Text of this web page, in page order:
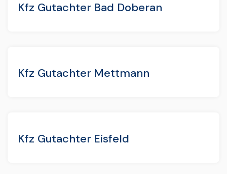
Kfz Gutachter Bad Doberan
Kfz Gutachter Mettmann
Kfz Gutachter Eisfeld